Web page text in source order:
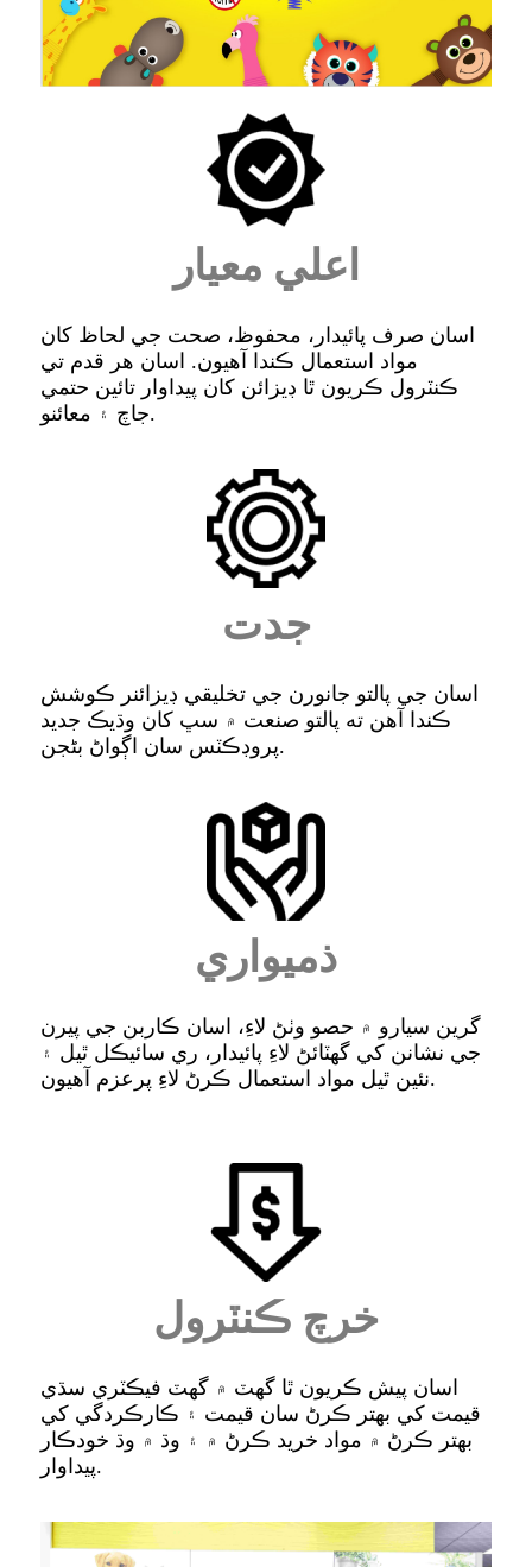
اعلي معيار
اسان صرف پائيدار، محفوظ، صحت جي لحاظ کان
مواد استعمال ڪندا آهيون. اسان هر قدم تي
ڪنٽرول ڪريون ٿا ڊيزائن کان پيداوار تائين حتمي
جاچ ۽ معائنو.
جدت
اسان جي پالتو جانورن جي تخليقي ڊيزائنر ڪوشش
ڪندا آهن ته پالتو صنعت ۾ سڀ کان وڌيڪ جديد
پروڊڪٽس سان اڳواڻ بڻجن.
ذميواري
گرين سيارو ۾ حصو وٺڻ لاءِ، اسان ڪاربن جي پيرن
جي نشانن کي گھٽائڻ لاءِ پائيدار، ري سائيڪل ٿيل ۽
نئين ٿيل مواد استعمال ڪرڻ لاءِ پرعزم آهيون.
خرچ ڪنٽرول
اسان پيش ڪريون ٿا گھٽ ۾ گھٽ فيڪٽري سڌي
قيمت کي بهتر ڪرڻ سان قيمت ۽ ڪارڪردگي کي
بهتر ڪرڻ ۾ مواد خريد ڪرڻ ۾ ۽ وڌ ۾ وڌ خودڪار
پيداوار.